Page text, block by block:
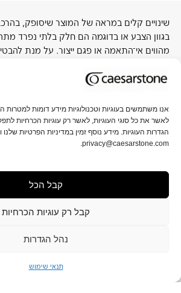
אנו משתמשים בעוגיות וטכנולוגיות מידע דומות למטרות
לאשר את כל סוגי העוגיות, לאשר רק עוגיות הכרחיות
הגדרות העוגיות. מידע נוסף זמין במדיניות הפרטיות
privacy@caesarstone.com.
קבל הכל
קבל רק עוגיות הכרחיות
נהל הגדרות
תנאי שימוש
שינויים קלים במראה של המוצר שיסופק,
בגוון הצבע או בדוגמה הם חלק בלתי נפרד
מהווים אי־התאמה או פגם ייצור. על מנת
החברה או אצל סיטונאי קרוב.
אודות אבן קיסר תקני איכות